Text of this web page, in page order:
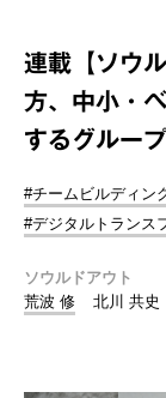
連載【ソウ
方、中小・
するグルー
#チームビルディン
#デジタルトランス
ソウルドアウト
荒波 修
北川 共史